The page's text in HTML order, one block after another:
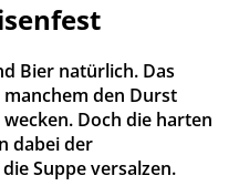
Bier natürlich. Das
den Durst
Doch die harten
dabei der
Suppe versalzen.